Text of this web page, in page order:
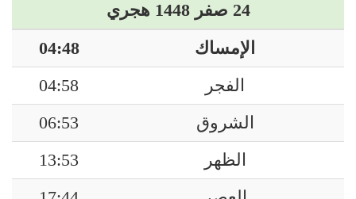
24 صفر 1448 هجري
الإمساك
04:48
الفجر
04:58
الشروق
06:53
الظهر
13:53